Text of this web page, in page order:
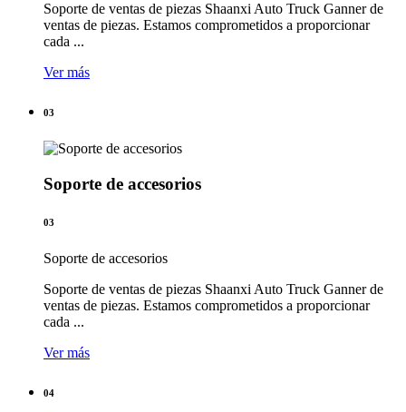
Soporte de ventas de piezas Shaanxi Auto Truck Ganner de
ventas de piezas. Estamos comprometidos a proporcionar
cada ...
Ver más
03
Soporte de accesorios
03
Soporte de accesorios
Soporte de ventas de piezas Shaanxi Auto Truck Ganner de
ventas de piezas. Estamos comprometidos a proporcionar
cada ...
Ver más
04